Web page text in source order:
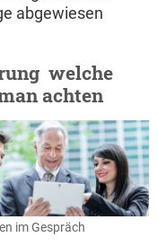
abgewiesen
 welche
achten
im Gespräch